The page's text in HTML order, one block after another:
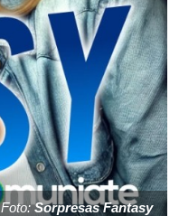
Foto:Sorpresas Fantasy